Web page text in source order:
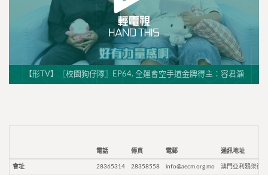
【形TV】〖校園狗仔隊〗EP64. 全運會空手道金牌得主：容君灝
電話 傳真 電郵 通訊地址
會址 28365314 28358558 info@aecm.org.mo 澳門亞利鴉架街9